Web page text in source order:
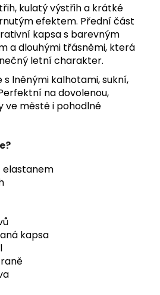
kulatý výstřih a krátké
efektem. Přední část
kapsa s barevným
a dlouhými třásněmi, která
letní charakter.
s lněnými kalhotami, sukní,
na dovolenou,
ve městě i pohodlné
elastanem
kapsa